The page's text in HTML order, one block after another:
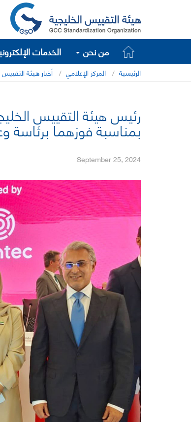
من نحن الخدمات
الرئيسية المركز الإعلامي أخبار هيئة التقييس
رئيس هيئة التقييس
بمناسبة فوزهما برئاسة
September 25, 2024